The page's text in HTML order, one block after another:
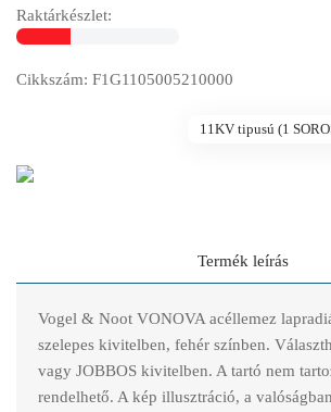
Raktárkészlet:
Cikkszám: F1G1105005210000
11KV tipusú (1
Termék leírás
Vogel & Noot VONOVA acéllemez
szelepes kivitelben, fehér színben.
vagy JOBBOS kivitelben. A tartó nem
rendelhető. A kép illusztráció, a